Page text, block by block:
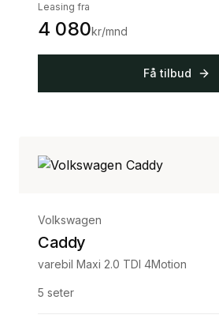
Leasing fra
4 080kr/mnd
Få tilbud
Volkswagen
Caddy
varebil Maxi 2.0 TDI 4Motion
5 seter